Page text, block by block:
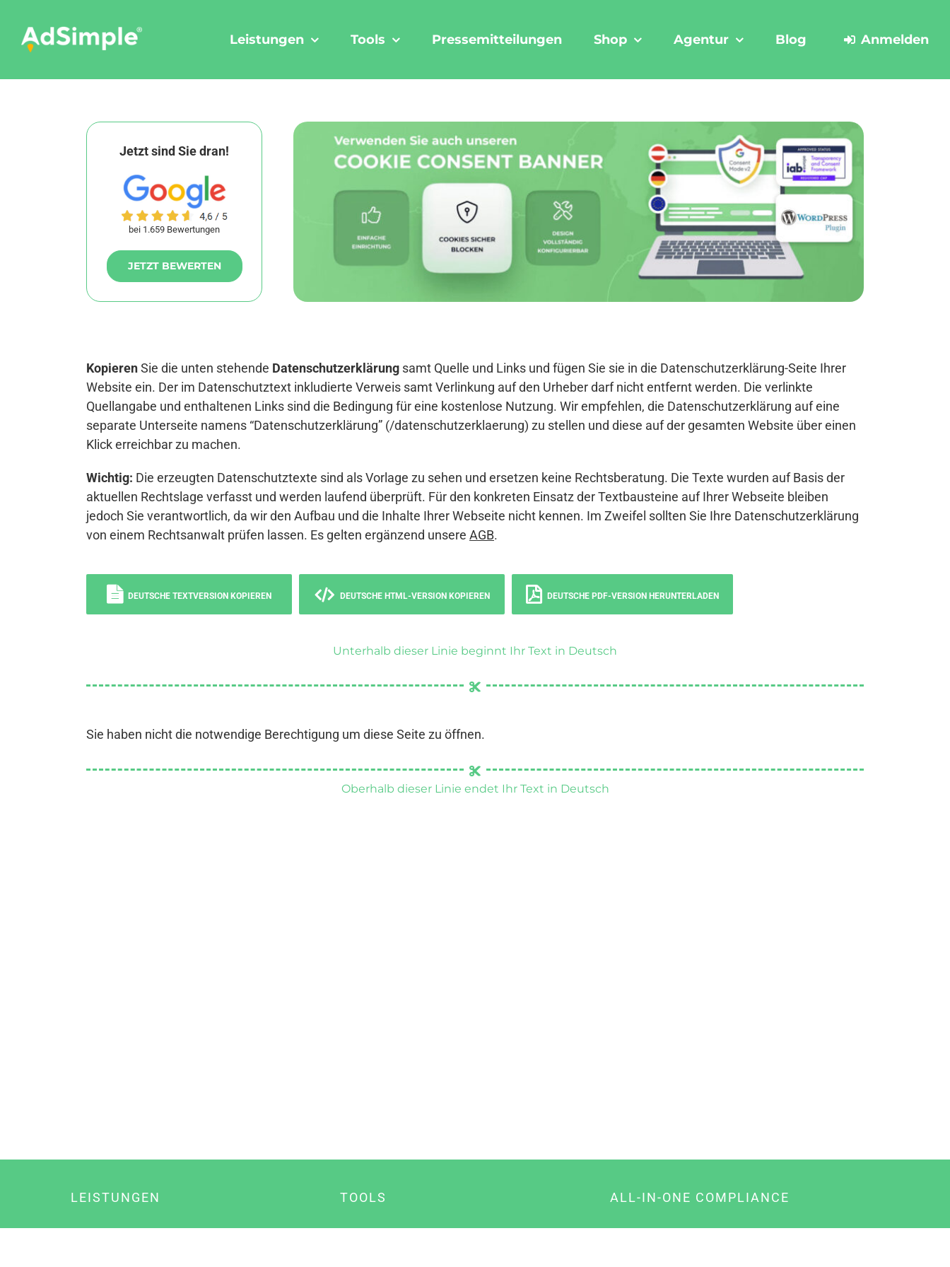
content
Leistungen Tools Pressemitteilungen Shop Agentur Blog Anmelden
Jetzt sind Sie dran!
bei 1.659 Bewertungen
JETZT BEWERTEN
KopierenSie die unten stehende Datenschutzerklärung samt Quelle und Links und fügen Sie sie in die Datenschutzerklärung-Seite Ihrer
Website ein. Der im Datenschutztext inkludierte Verweis samt Verlinkung auf den Urheber darf nicht entfernt werden. Die verlinkte
Quellangabe und enthaltenen Links sind die Bedingung für eine kostenlose Nutzung. Wir empfehlen, die Datenschutzerklärung auf eine
separate Unterseite namens “Datenschutzerklärung” (/datenschutzerklaerung) zu stellen und diese auf der gesamten Website über einen
Klick erreichbar zu machen.
Wichtig: Die erzeugten Datenschutztexte sind als Vorlage zu sehen und ersetzen keine Rechtsberatung. Die Texte wurden auf Basis der
aktuellen Rechtslage verfasst und werden laufend überprüft. Für den konkreten Einsatz der Textbausteine auf Ihrer Webseite bleiben
jedoch Sie verantwortlich, da wir den Aufbau und die Inhalte Ihrer Webseite nicht kennen. Im Zweifel sollten Sie Ihre Datenschutzerklärung
von einem Rechtsanwalt prüfen lassen. Es gelten ergänzend unsere AGB.
DEUTSCHE TEXTVERSION KOPIEREN DEUTSCHE HTML-VERSION KOPIEREN DEUTSCHE PDF-VERSION HERUNTERLADEN
Unterhalb dieser Linie beginnt Ihr Text in Deutsch
Sie haben nicht die notwendige Berechtigung um diese Seite zu öffnen.
Oberhalb dieser Linie endet Ihr Text in Deutsch
LEISTUNGEN TOOLS ALL-IN-ONE COMPLIANCE